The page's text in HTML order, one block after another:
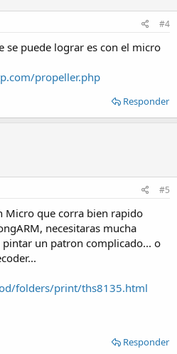
#4
se puede lograr es con el micro
propeller.php
Responder
#5
Micro que corra bien rapido
necesitaras mucha
un patron complicado... o
folders/print/ths8135.html
Responder